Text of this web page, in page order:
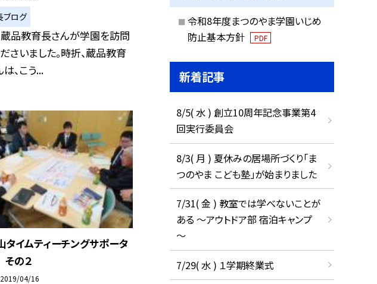
ブログ
蔵品教育長さんが学園を訪問
ださいました。時折、蔵品教育
、こう...
タイムティーチングサポータ
の２
2019/04/16
令和8年度まつのやま学園いじめ
防止基本方針
PDF
新着記事
8/5( 水 ) 創立10周年記念事業第4
回実行委員会
8/3( 月 ) 夏休みの居場所づくり「ま
つのやま こども塾」が始まりました
7/31( 金 ) 教室では学べないことが
ある ～アウトドア部 宿泊キャンプ
～
7/29( 水 ) １学期終業式